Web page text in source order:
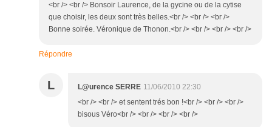
<br /> <br /> Bonsoir Laurence, de la gycine ou de la cytise
que choisir, les deux sont très belles.<br /> <br /> <br />
Bonne soirée. Véronique de Thonon.<br /> <br /> <br /> <br />
Répondre
L L@urence SERRE 11/06/2010 22:30
<br /> <br /> et sentent trés bon !<br /> <br /> <br />
bisous Véro<br /> <br /> <br /> <br />